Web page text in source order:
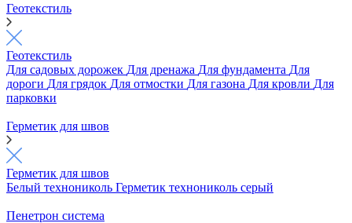
Геотекстиль
Геотекстиль
Для садовых дорожек Для дренажа Для фундамента Для
дороги Для грядок Для отмостки Для газона Для кровли Для
парковки
Герметик для швов
Герметик для швов
Белый технониколь Герметик технониколь серый
Пенетрон система